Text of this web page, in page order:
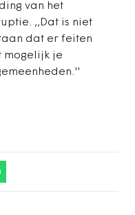
van het
,,Dat is niet
dat er feiten
mogelijk je